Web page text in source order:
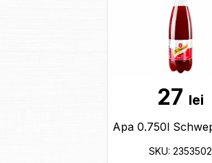
27 lei
SKU: 2353502